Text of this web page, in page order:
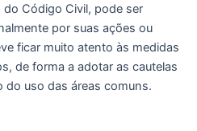
Código Civil, pode ser
por suas ações ou
ficar muito atento às medidas
de forma a adotar as cautelas
do uso das áreas comuns.